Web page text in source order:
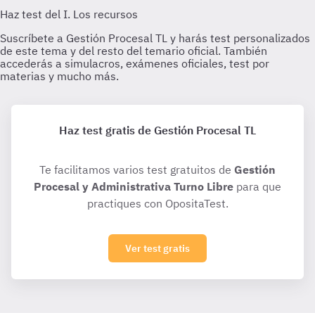
Haz test gratis de Gestión Procesal TL
Te facilitamos varios test gratuitos de Gestión
Procesal y Administrativa Turno Libre para que
practiques con OpositaTest.
Ver test gratis